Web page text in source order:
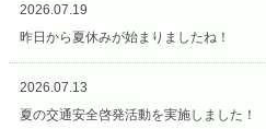
2026.07.19
昨日から夏休みが始まりましたね！
2026.07.13
夏の交通安全啓発活動を実施しました！